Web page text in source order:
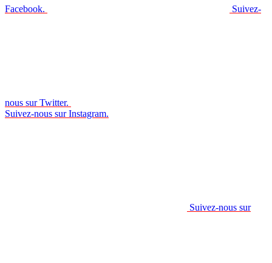
Facebook. Suivez-
nous sur Twitter.
Suivez-nous sur Instagram.
Suivez-nous sur